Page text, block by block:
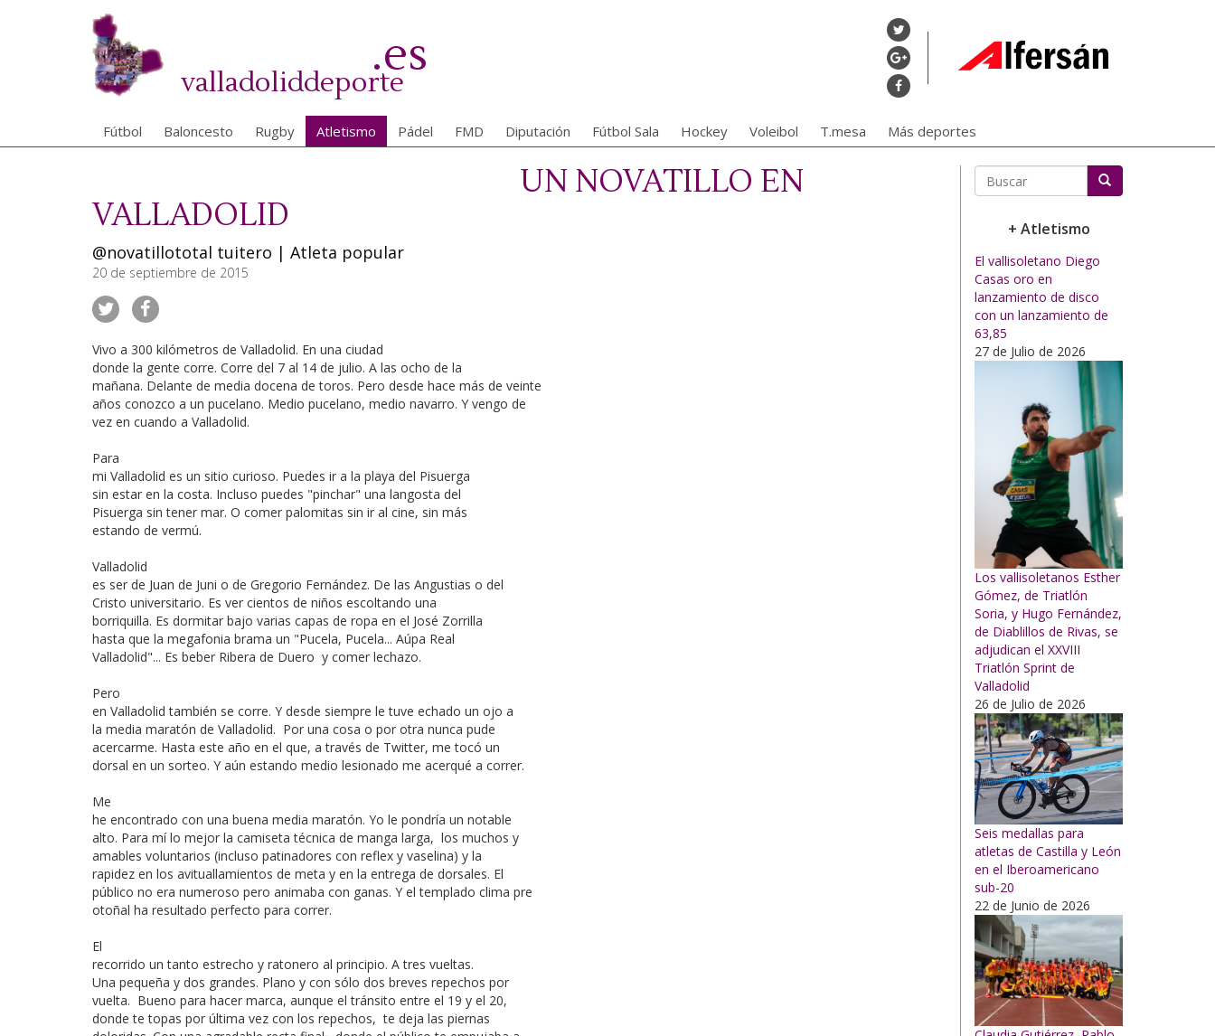
valladoliddeporte
.es
Fútbol Baloncesto Rugby Atletismo Pádel FMD Diputación Fútbol Sala Hockey Voleibol T.mesa Más deportes
UN NOVATILLO EN
VALLADOLID
@novatillototal tuitero | Atleta popular
20 de septiembre de 2015
Vivo a 300 kilómetros de Valladolid. En una ciudad
donde la gente corre. Corre del 7 al 14 de julio. A las ocho de la
mañana. Delante de media docena de toros. Pero desde hace más de veinte
años conozco a un pucelano. Medio pucelano, medio navarro. Y vengo de
vez en cuando a Valladolid.
Para
mi Valladolid es un sitio curioso. Puedes ir a la playa del Pisuerga
sin estar en la costa. Incluso puedes "pinchar" una langosta del
Pisuerga sin tener mar. O comer palomitas sin ir al cine, sin más
estando de vermú.
Valladolid
es ser de Juan de Juni o de Gregorio Fernández. De las Angustias o del
Cristo universitario. Es ver cientos de niños escoltando una
borriquilla. Es dormitar bajo varias capas de ropa en el José Zorrilla
hasta que la megafonia brama un "Pucela, Pucela... Aúpa Real
Valladolid"... Es beber Ribera de Duero y comer lechazo.
Pero
en Valladolid también se corre. Y desde siempre le tuve echado un ojo a
la media maratón de Valladolid. Por una cosa o por otra nunca pude
acercarme. Hasta este año en el que, a través de Twitter, me tocó un
dorsal en un sorteo. Y aún estando medio lesionado me acerqué a correr.
Me
he encontrado con una buena media maratón. Yo le pondría un notable
alto. Para mí lo mejor la camiseta técnica de manga larga, los muchos y
amables voluntarios (incluso patinadores con reflex y vaselina) y la
rapidez en los avituallamientos de meta y en la entrega de dorsales. El
público no era numeroso pero animaba con ganas. Y el templado clima pre
otoñal ha resultado perfecto para correr.
El
recorrido un tanto estrecho y ratonero al principio. A tres vueltas.
Una pequeña y dos grandes. Plano y con sólo dos breves repechos por
vuelta. Bueno para hacer marca, aunque el tránsito entre el 19 y el 20,
donde te topas por última vez con los repechos, te deja las piernas
+ Atletismo
El vallisoletano Diego
Casas oro en
lanzamiento de disco
con un lanzamiento de
63,85
27 de Julio de 2026
Los vallisoletanos Esther
Gómez, de Triatlón
Soria, y Hugo Fernández,
de Diablillos de Rivas, se
adjudican el XXVIII
Triatlón Sprint de
Valladolid
26 de Julio de 2026
Seis medallas para
atletas de Castilla y León
en el Iberoamericano
sub-20
22 de Junio de 2026